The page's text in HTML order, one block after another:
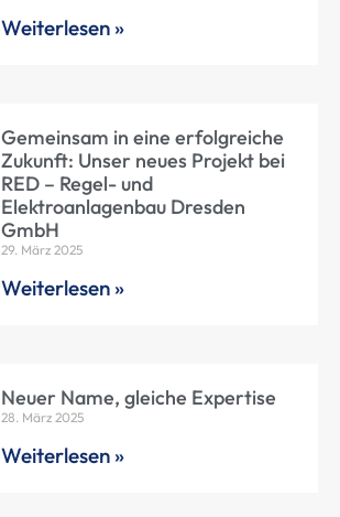
Weiterlesen »
Gemeinsam in eine erfolgreiche
Zukunft: Unser neues Projekt bei
RED – Regel- und
Elektroanlagenbau Dresden
GmbH
29. März 2025
Weiterlesen »
Neuer Name, gleiche Expertise
28. März 2025
Weiterlesen »